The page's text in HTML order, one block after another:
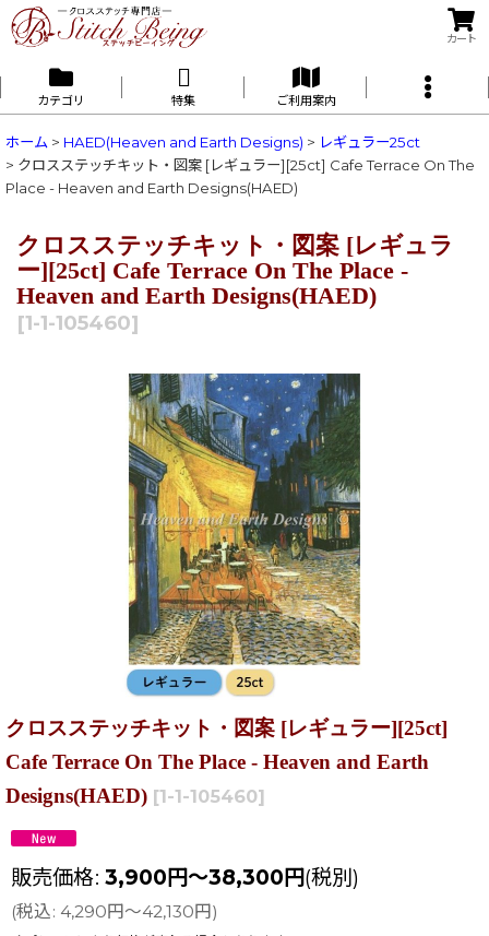
カート
カテゴリ 特集 ご利用案内
ホーム > HAED(Heaven and Earth Designs) > レギュラー25ct
> クロスステッチキット・図案 [レギュラー][25ct] Cafe Terrace On The
Place - Heaven and Earth Designs(HAED)
クロスステッチキット・図案 [レギュラ
ー][25ct] Cafe Terrace On The Place -
Heaven and Earth Designs(HAED)
[1-1-105460]
クロスステッチキット・図案 [レギュラー][25ct]
Cafe Terrace On The Place - Heaven and Earth
Designs(HAED) [1-1-105460]
販売価格: 3,900 円～38,300 円(税別)
(税込: 4,290円 ～42,130円 )